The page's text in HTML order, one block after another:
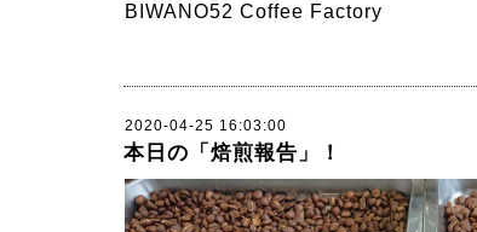
BIWANO52 Coffee Factory
2020-04-25 16:03:00
本日の「焙煎報告」！